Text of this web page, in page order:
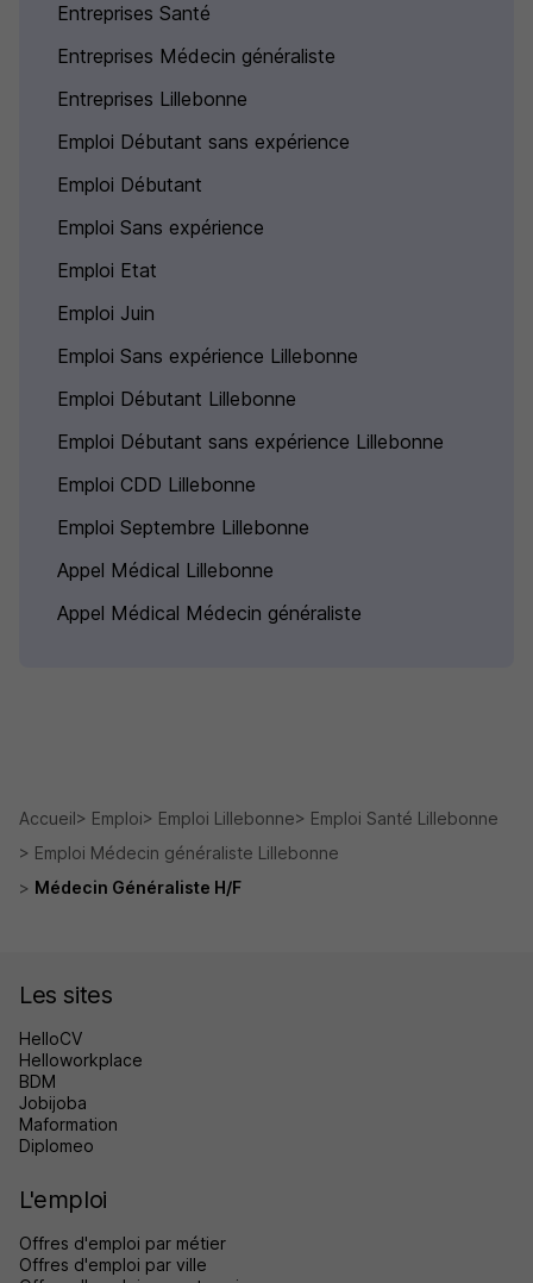
Entreprises Santé
Entreprises Médecin généraliste
Entreprises Lillebonne
Emploi Débutant sans expérience
Emploi Débutant
Emploi Sans expérience
Emploi Etat
Emploi Juin
Emploi Sans expérience Lillebonne
Emploi Débutant Lillebonne
Emploi Débutant sans expérience Lillebonne
Emploi CDD Lillebonne
Emploi Septembre Lillebonne
Appel Médical Lillebonne
Appel Médical Médecin généraliste
Accueil Emploi Emploi Lillebonne
Emploi Santé Lillebonne
Emploi Médecin généraliste Lillebonne
Médecin Généraliste H/F
Les sites
HelloCV
Helloworkplace
BDM
Jobijoba
Maformation
Diplomeo
L'emploi
Offres d'emploi par métier
Offres d'emploi par ville